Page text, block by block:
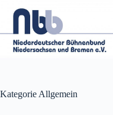
Inhalt
Kategorie Allgemein